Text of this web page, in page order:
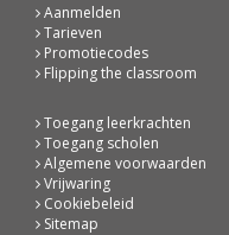
Aanmelden
Tarieven
Promotiecodes
Flipping the classroom
Toegang leerkrachten
Toegang scholen
Algemene voorwaarden
Vrijwaring
Cookiebeleid
Sitemap